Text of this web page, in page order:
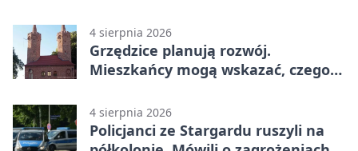
4 sierpnia 2026
Grzędzice planują rozwój.
Mieszkańcy mogą wskazać, czego
4 sierpnia 2026
Policjanci ze Stargardu ruszyli na